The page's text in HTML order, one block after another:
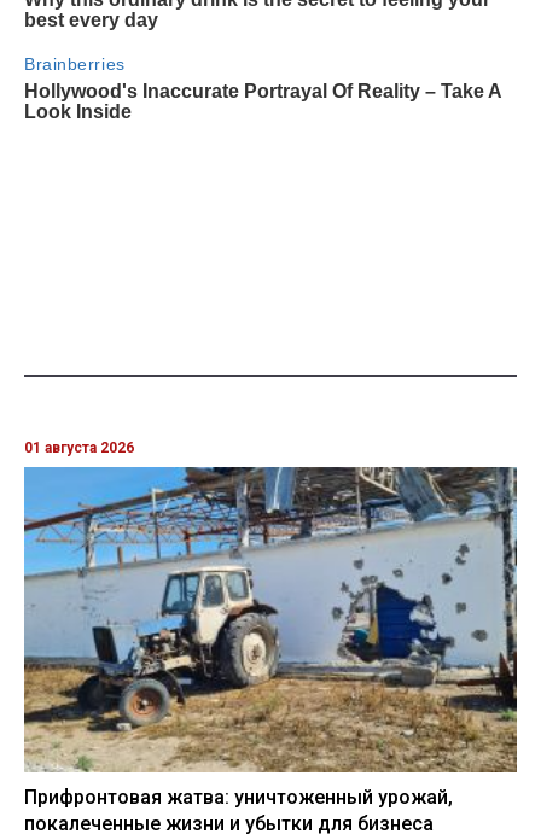
01 августа 2026
Прифронтовая жатва: уничтоженный урожай,
покалеченные жизни и убытки для бизнеса